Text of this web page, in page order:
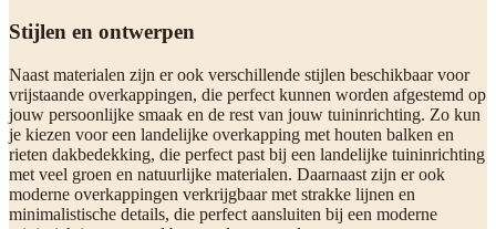
Stijlen en ontwerpen
Naast materialen zijn er ook verschillende stijlen beschikbaar voor
vrijstaande overkappingen, die perfect kunnen worden afgestemd op
jouw persoonlijke smaak en de rest van jouw tuininrichting. Zo kun
je kiezen voor een landelijke overkapping met houten balken en
rieten dakbedekking, die perfect past bij een landelijke tuininrichting
met veel groen en natuurlijke materialen. Daarnaast zijn er ook
moderne overkappingen verkrijgbaar met strakke lijnen en
minimalistische details, die perfect aansluiten bij een moderne